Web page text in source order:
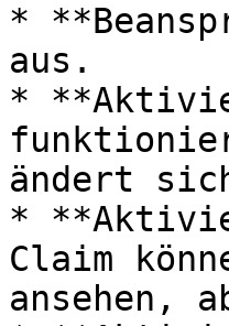
*
aus.
*
ändert
*
Claim
ansehen,